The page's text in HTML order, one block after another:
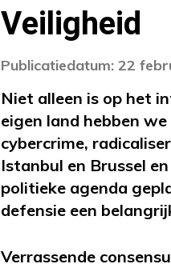
Veiligheid
Publicatiedatum: 22
Niet alleen is op het
eigen land hebben
cybercrime,
Istanbul en Brussel
politieke agenda
defensie een
Verrassende